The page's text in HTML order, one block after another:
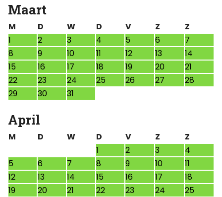
Maart
M D W D V Z
Z
1
2 3 4 5 6
7
8
9 10 11 12 13
14
15
16 17 18 19 20
21
22
23 24 25 26 27
28
29
30 31
April
M D W D V Z
Z
1
2 3
4
5
6 7 8 9 10
11
12
13 14 15 16 17
18
19
20 21 22 23 24
25